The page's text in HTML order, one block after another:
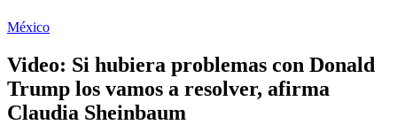
México
Video: Si hubiera problemas con Donald
Trump los vamos a resolver, afirma
Claudia Sheinbaum